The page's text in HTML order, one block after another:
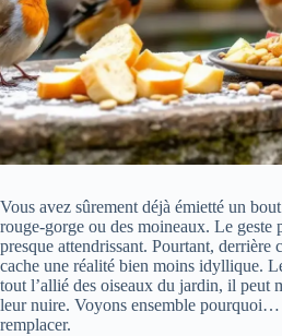
Vous avez sûrement déjà émietté un
rouge-gorge ou des moineaux. Le geste
presque attendrissant. Pourtant, derrière
cache une réalité bien moins idyllique.
tout l’allié des oiseaux du jardin, il peut
leur nuire. Voyons ensemble
remplacer.